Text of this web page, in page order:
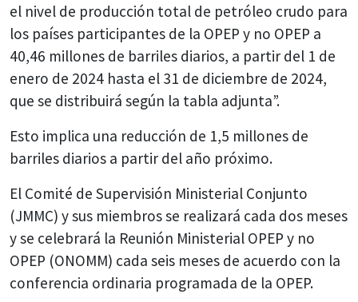
el nivel de producción total de petróleo crudo para
los países participantes de la OPEP y no OPEP a
40,46 millones de barriles diarios, a partir del 1 de
enero de 2024 hasta el 31 de diciembre de 2024,
que se distribuirá según la tabla adjunta”.
Esto implica una reducción de 1,5 millones de
barriles diarios a partir del año próximo.
El Comité de Supervisión Ministerial Conjunto
(JMMC) y sus miembros se realizará cada dos meses
y se celebrará la Reunión Ministerial OPEP y no
OPEP (ONOMM) cada seis meses de acuerdo con la
conferencia ordinaria programada de la OPEP.